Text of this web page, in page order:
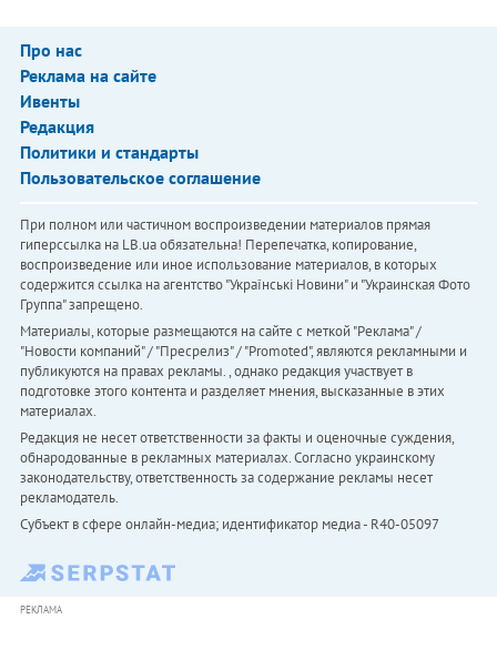
Про нас
Реклама на сайте
Ивенты
Редакция
Политики и стандарты
Пользовательское соглашение
При полном или частичном воспроизведении материалов прямая
гиперссылка на LB.ua обязательна! Перепечатка, копирование,
воспроизведение или иное использование материалов, в которых
содержится ссылка на агентство "Українськi Новини" и "Украинская Фото
Группа" запрещено.
Материалы, которые размещаются на сайте с меткой "Реклама" /
"Новости компаний" / "Пресрелиз" / "Promoted", являются рекламными и
публикуются на правах рекламы. , однако редакция участвует в
подготовке этого контента и разделяет мнения, высказанные в этих
материалах.
Редакция не несет ответственности за факты и оценочные суждения,
обнародованные в рекламных материалах. Согласно украинскому
законодательству, ответственность за содержание рекламы несет
рекламодатель.
Субъект в сфере онлайн-медиа; идентификатор медиа - R40-05097
РЕКЛАМА